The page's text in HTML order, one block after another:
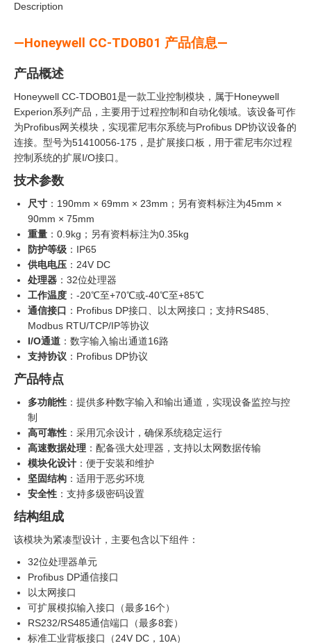
Description
—Honeywell CC-TDOB01 产品信息—
产品概述
Honeywell CC-TDOB01是一款工业控制模块，属于Honeywell
Experion系列产品，主要用于过程控制和自动化领域。该设备可作
为Profibus网关模块，实现霍尼韦尔系统与Profibus DP协议设备的
连接。型号为51410056-175，是扩展接口板，用于霍尼韦尔过程
控制系统的扩展I/O接口。
技术参数
尺寸 ：190mm × 69mm × 23mm；另有资料标注为45mm ×
90mm × 75mm
重量 ：0.9kg；另有资料标注为0.35kg
防护等级 ：IP65
供电电压 ：24V DC
处理器 ：32位处理器
工作温度 ：-20℃至+70℃或-40℃至+85℃
通信接口 ：Profibus DP接口、以太网接口；支持RS485、
Modbus RTU/TCP/IP等协议
I/O通道 ：数字输入输出通道16路
支持协议 ：Profibus DP协议
产品特点
多功能性 ：提供多种数字输入和输出通道，实现设备监控与控
制
高可靠性 ：采用冗余设计，确保系统稳定运行
高速数据处理 ：配备强大处理器，支持以太网数据传输
模块化设计 ：便于安装和维护
坚固结构 ：适用于恶劣环境
安全性 ：支持多级密码设置
结构组成
该模块为紧凑型设计，主要包含以下组件：
32位处理器单元
Profibus DP通信接口
以太网接口
可扩展模拟输入接口（最多16个）
RS232/RS485通信端口（最多8套）
标准工业背板接口（24V DC，10A）